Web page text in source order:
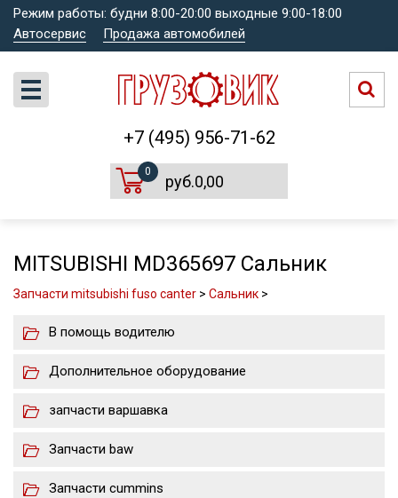
Режим работы: будни 8:00-20:00 выходные 9:00-18:00
Автосервис
Продажа автомобилей
+7 (495) 956-71-62
0
руб.0,00
MITSUBISHI MD365697 Сальник
Запчасти mitsubishi fuso canter > Сальник >
В помощь водителю
Дополнительное оборудование
запчасти варшавка
Запчасти baw
Запчасти cummins